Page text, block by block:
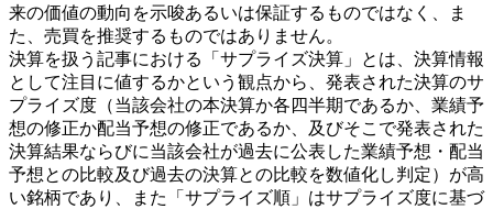
来の価値の動向を示唆あるいは保証するものではなく、ま
た、売買を推奨するものではありません。
決算を扱う記事における「サプライズ決算」とは、決算情報
として注目に値するかという観点から、発表された決算のサ
プライズ度（当該会社の本決算か各四半期であるか、業績予
想の修正か配当予想の修正であるか、及びそこで発表された
決算結果ならびに当該会社が過去に公表した業績予想・配当
予想との比較及び過去の決算との比較を数値化し判定）が高
い銘柄であり、また「サプライズ順」はサプライズ度に基づ